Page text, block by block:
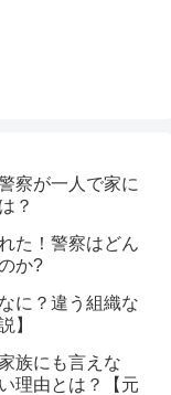
察が一人で家に
？
た！警察はどん
か?
に？違う組織な
】
族にも言えな
理由とは？【元